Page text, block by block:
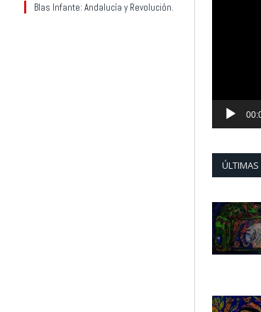
Blas Infante: Andalucía y Revolución.
ÚLTIMAS